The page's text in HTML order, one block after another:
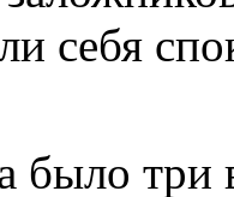
себя
было три